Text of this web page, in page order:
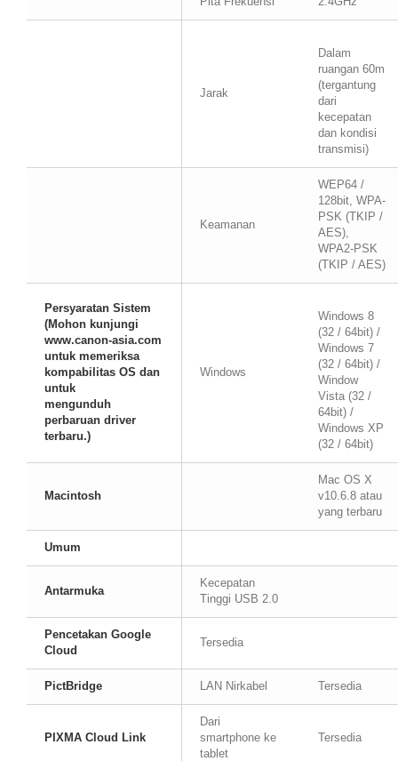
Jarak
Dalam
ruangan 60m
(tergantung
dari
kecepatan
dan kondisi
transmisi)
Keamanan
WEP64 /
128bit, WPA-
PSK (TKIP /
AES),
WPA2-PSK
(TKIP / AES)
Persyaratan Sistem
(Mohon kunjungi
www.canon-asia.com
untuk memeriksa
kompabilitas OS dan
untuk
mengunduh
perbaruan driver
terbaru.)
Windows
Windows 8
(32 / 64bit) /
Windows 7
(32 / 64bit) /
Window
Vista (32 /
64bit) /
Windows XP
(32 / 64bit)
Macintosh
Mac OS X
v10.6.8 atau
yang terbaru
Umum
Antarmuka
Kecepatan
Tinggi USB 2.0
Pencetakan Google
Cloud
Tersedia
PictBridge LAN Nirkabel Tersedia
PIXMA Cloud Link
Dari
smartphone ke
tablet
Tersedia